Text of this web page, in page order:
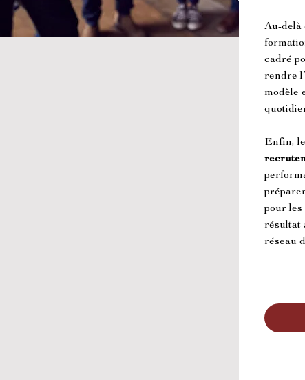
Au-delà
cadré
rendre
modèle
Enfin,
pour les
résultat
réseau